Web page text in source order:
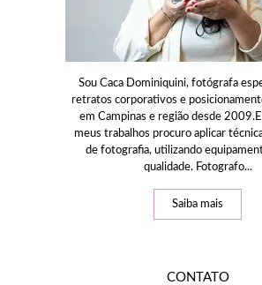
Sou Caca Dominiquini, fotógrafa
retratos corporativos e
em Campinas e região desde
meus trabalhos procuro aplicar
de fotografia, utilizando
qualidade. Fotografo...
Saiba mais
CONTATO